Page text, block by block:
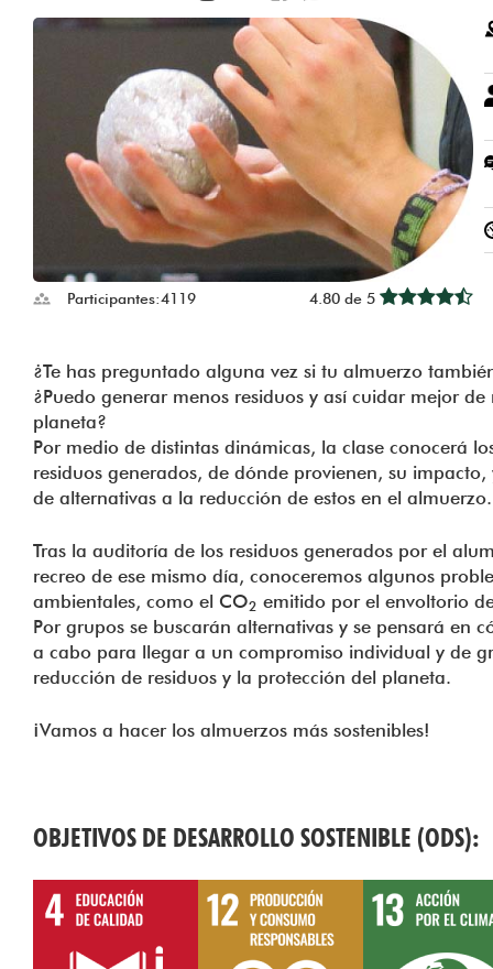
Participantes:4119 4.80 de 5
¿Te has preguntado alguna vez si tu almuerzo
¿Puedo generar menos residuos y así cuidar mejor de
planeta?
Por medio de distintas dinámicas, la clase conocerá
residuos generados, de dónde provienen, su impacto,
de alternativas a la reducción de estos en el almuerzo.
Tras la auditoría de los residuos generados por el
recreo de ese mismo día, conoceremos algunos
ambientales, como el CO2 emitido por el envoltorio
Por grupos se buscarán alternativas y se pensará en
a cabo para llegar a un compromiso individual y de
reducción de residuos y la protección del planeta.
¡Vamos a hacer los almuerzos más sostenibles!
OBJETIVOS DE DESARROLLO SOSTENIBLE (ODS):